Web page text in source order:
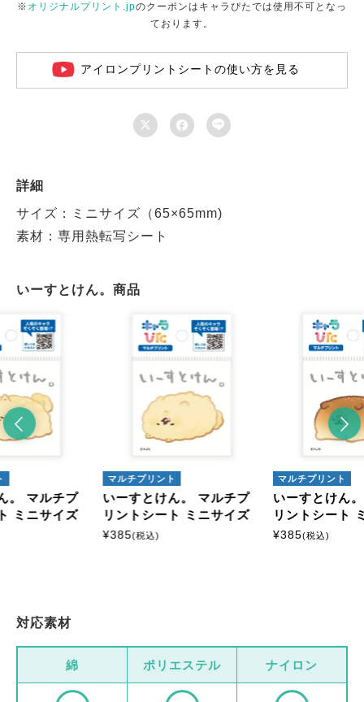
※ オリジナルプリント.jpのクーポンはキャラぴたでは使用不可となっ
ております。
アイロンプリントシートの使い方を見る
  
詳細
サイズ：ミニサイズ（65×65mm)
素材：専用熱転写シート
いーすとけん。商品
。 マルチプ
ミニサイズ
マルチプリント
いーすとけん。 マルチプ
リントシート ミニサイズ
¥385(税込)
マルチプリント
いーすとけん
リントシート
¥385(税込)
対応素材
綿 ポリエステル ナイロン